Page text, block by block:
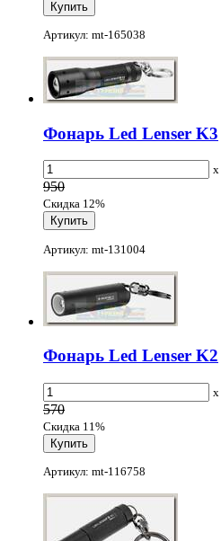
Артикул: mt-165038
Фонарь Led Lenser K3
x
950
Скидка 12%
Артикул: mt-131004
Фонарь Led Lenser K2
x
570
Скидка 11%
Артикул: mt-116758